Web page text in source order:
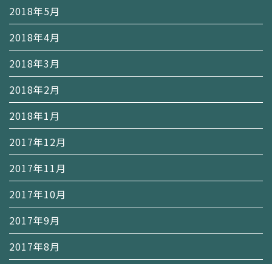
2018年5月
2018年4月
2018年3月
2018年2月
2018年1月
2017年12月
2017年11月
2017年10月
2017年9月
2017年8月